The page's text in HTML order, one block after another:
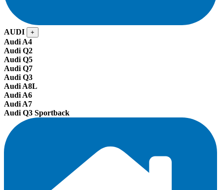
AUDI +
Audi A4
Audi Q2
Audi Q5
Audi Q7
Audi Q3
Audi A8L
Audi A6
Audi A7
Audi Q3 Sportback